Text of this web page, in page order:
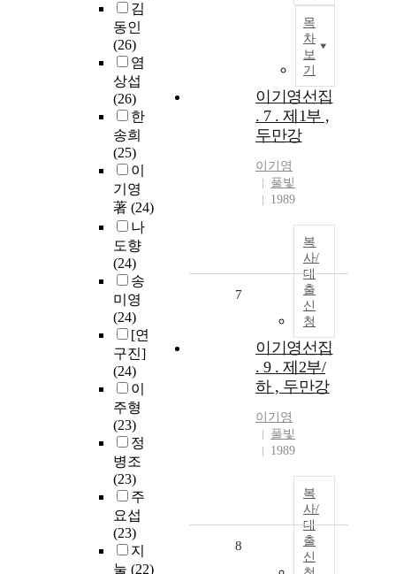
김
동인
(26)
염
상섭
(26)
한
송희
(25)
이
기영
著 (24)
나
도향
(24)
송
미영
(24)
[연
구진]
(24)
이
주형
(23)
정
병조
(23)
주
요섭
(23)
지
눌 (22)
목
차
보
기
이기영선집
. 7 . 제1부 ,
두만강
이기영
풀빛
1989
복
사/
대
출
신
청
7
이기영선집
. 9 . 제2부/
하 , 두만강
이기영
풀빛
1989
복
사/
대
출
신
8